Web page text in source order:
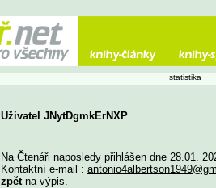
Uživatel JNytDgmkErNXP
Na Čtenáři naposledy přihlášen dne 28.01.
Kontaktní e-mail :
zpětna výpis.
statistika